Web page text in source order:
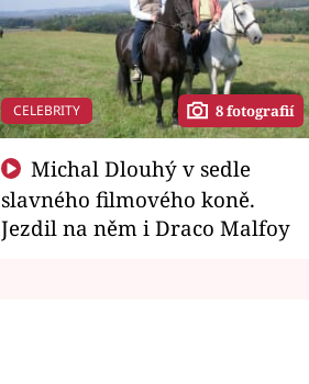
CELEBRITY 8 fotografií
slavného filmového koně.
Jezdil na něm i Draco Malfoy